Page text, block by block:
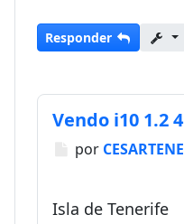
Responder
Vendo i10 1.2
Mensaje
por
Isla de Tenerife